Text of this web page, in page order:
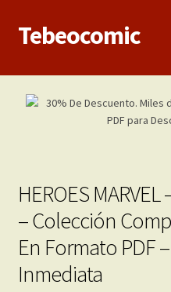
Ir
Ir
al
Tebeocomic
Inicio
Adultos
Porno 3D
Inéditas
HEROES
– Colección
En Formato PDF
Inmediata